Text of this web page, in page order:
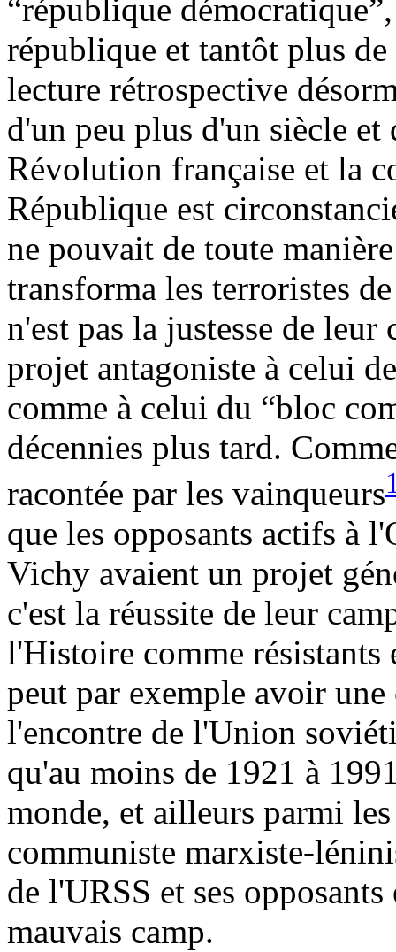
“république
république et tantôt plus
lecture rétrospective
d'un peu plus d'un siècle et
Révolution française et la
République est
ne pouvait de toute
transforma les terroristes
n'est pas la justesse de
projet antagoniste à celui
comme à celui du “bloc
décennies plus tard.
racontée par les vainqueurs
que les opposants actifs à
Vichy avaient un projet
c'est la réussite de leur
l'Histoire comme résistants
peut par exemple avoir
l'encontre de l'Union
qu'au moins de 1921 à
monde, et ailleurs parmi
communiste marxiste-
de l'URSS et ses
mauvais camp.